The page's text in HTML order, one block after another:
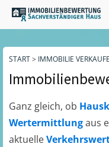
START> IMMOBILIE
Ganz gleich, ob
Wertermittlungaus
aktuelle